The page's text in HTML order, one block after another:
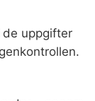
de uppgifter